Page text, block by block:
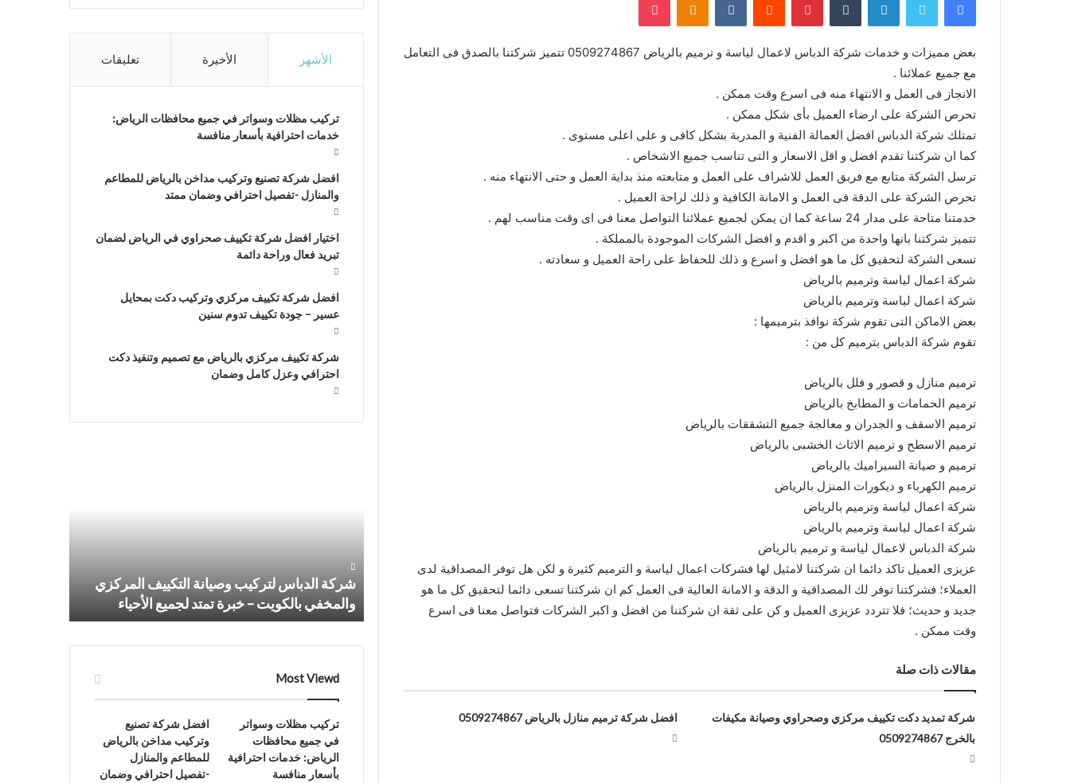
بعض مميزات و خدمات شركة الدباس لاعمال لياسة و ترميم بالرياض 0509274867 تتميز شركتنا بالصدق فى التعامل
مع جميع عملائنا .
الانجاز فى العمل و الانتهاء منه فى اسرع وقت ممكن .
تحرص الشركة على ارضاء العميل بأى شكل ممكن .
تمتلك شركة الدباس افضل العمالة الفنية و المدربة بشكل كافى و على اعلى مستوى .
كما ان شركتنا تقدم افضل و اقل الاسعار و التى تناسب جميع الاشخاص .
ترسل الشركة متابع مع فريق العمل للاشراف على العمل و متابعته منذ بداية العمل و حتى الانتهاء منه .
تحرص الشركة على الدقة فى العمل و الامانة الكافية و ذلك لراحة العميل .
خدمتنا متاحة على مدار 24 ساعة كما ان يمكن لجميع عملائنا التواصل معنا فى اى وقت مناسب لهم .
تتميز شركتنا بانها واحدة من اكبر و اقدم و افضل الشركات الموجودة بالمملكة .
تسعى الشركة لتحقيق كل ما هو افضل و اسرع و ذلك للحفاظ على راحة العميل و سعادته .
شركة اعمال لياسة وترميم بالرياض
شركة اعمال لياسة وترميم بالرياض
بعض الاماكن التى تقوم شركة نوافذ بترميمها :
تقوم شركة الدباس بترميم كل من :
ترميم منازل و قصور و فلل بالرياض
ترميم الحمامات و المطابخ بالرياض
ترميم الاسقف و الجدران و معالجة جميع التشققات بالرياض
ترميم الاسطح و ترميم الاثاث الخشبى بالرياض
ترميم و صيانة السيراميك بالرياض
ترميم الكهرباء و ديكورات المنزل بالرياض
شركة اعمال لياسة وترميم بالرياض
شركة اعمال لياسة وترميم بالرياض
شركة الدباس لاعمال لياسة و ترميم بالرياض
عزيزى العميل تاكد دائما ان شركتنا لامثيل لها فشركات اعمال لياسة و الترميم كثيرة و لكن هل توفر المصداقية لدى
العملاء؛ فشركتنا توفر لك المصداقية و الدقة و الامانة العالية فى العمل كم ان شركتنا تسعى دائما لتحقيق كل ما هو
جديد و حديث؛ فلا تتردد عزيزى العميل و كن على ثقة ان شركتنا من افضل و اكبر الشركات فتواصل معنا فى اسرع
وقت ممكن .
مقالات ذات صلة
شركة تمديد دكت تكييف مركزي وصحراوي وصيانة مكيفات
بالخرج 0509274867
افضل شركة ترميم منازل بالرياض 0509274867
الأشهر الأخيرة تعليقات
تركيب مظلات وسواتر في جميع محافظات الرياض:
خدمات احترافية بأسعار منافسة
افضل شركة تصنيع وتركيب مداخن بالرياض للمطاعم
والمنازل -تفصيل احترافي وضمان ممتد
اختيار افضل شركة تكييف صحراوي في الرياض لضمان
تبريد فعال وراحة دائمة
افضل شركة تكييف مركزي وتركيب دكت بمحايل
عسير – جودة تكييف تدوم سنين
شركة تكييف مركزي بالرياض مع تصميم وتنفيذ دكت
احترافي وعزل كامل وضمان
افضل
شركة
شراء
سكراب
بالرياض
حديد،
نحاس،
ألمنيوم
نقل
مجاني
افضل شركة شراء سكراب بالرياض – حديد،
نحاس، ألمنيوم وخدمات نقل مجاني
خبراء
الدهانات
الداخلية
والخارجية
افضل شركة دهانات بالرياض بخبرة طويلة – خبراء
الدهانات الداخلية والخارجية بالرياض-جودة-ضمان
بالكويت
خبرة
تمتد
شركة الدباس لتركيب وصيانة التكييف المركزي
والمخفي بالكويت – خبرة تمتد لجميع الأحياء
Most Viewd
تركيب مظلات وسواتر
في جميع محافظات
الرياض: خدمات احترافية
بأسعار منافسة
افضل شركة تصنيع
وتركيب مداخن بالرياض
للمطاعم والمنازل
-تفصيل احترافي وضمان